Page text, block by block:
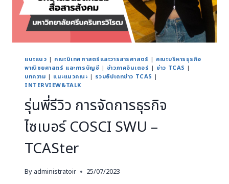
แนะแนว | คณะนิเทศศาสตร์และวารสารศาสตร์ | คณะบริหารธุรกิจ
พาณิชยศาสตร์ และการบัญชี | ข่าวภาคอินเตอร์ |ข่าว TCAS |
บทความ | แนะแนวคณะ | รวมอัปเดทข่าว TCAS |
INTERVIEW&TALK
รุ่นพี่รีวิว การจัดการธุรกิจ
ไซเบอร์ COSCI SWU –
TCASter
By administratoir 25/07/2023